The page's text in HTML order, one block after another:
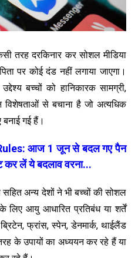
तरह दरकिनार कर सोशल मीडिया
पर कोई दंड नहीं लगाया जाएगा।
बच्चों को हानिकारक सामग्री,
से बचाना है जो अत्यधिक
गई हैं।
आज 1 जून से बदल गए पैन
कर लें ये बदलाव वरना...
अन्य देशों ने भी बच्चों की सोशल
लिए आयु आधारित प्रतिबंध या शर्तें
फ्रांस, स्पेन, डेनमार्क, थाईलैंड
के उपायों का अध्ययन कर रहे हैं या